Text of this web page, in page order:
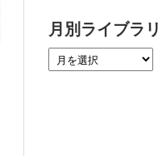
月別ライブラ